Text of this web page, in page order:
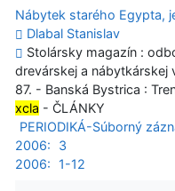
Nábytek starého Egypta,
Dlabal Stanislav
Stolársky magazín :
drevárskej a nábytkárskej
87. - Banská Bystrica :
xcla - ČLÁNKY
PERIODIKÁ-Súborný
2006:
3
2006:
1-12